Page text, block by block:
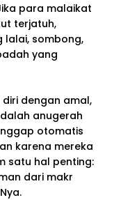
para malaikat
terjatuh,
lalai, sombong,
yang
dengan amal,
anugerah
otomatis
karena mereka
satu hal penting:
dari makr